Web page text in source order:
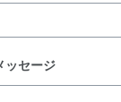
ッセージ